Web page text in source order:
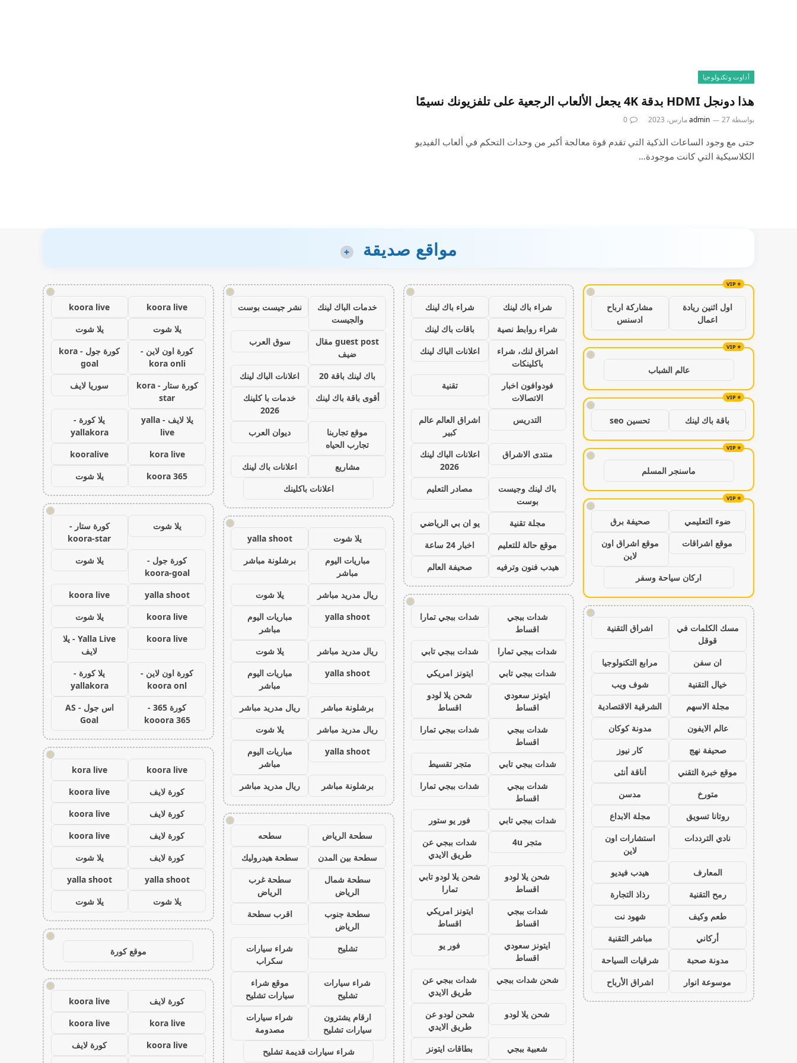
أداوت وتكنولوجيا
هذا دونجل HDMI بدقة 4K يجعل الألعاب الرجعية على تلفزيونك نسيمًا
بواسطة admin 27 مارس، 2023 0
حتى مع وجود الساعات الذكية التي تقدم قوة معالجة أكبر من وحدات التحكم في ألعاب الفيديو
الكلاسيكية التي كانت موجودة…
مواقع صديقة +
!
اول اثنين ريادة
اعمال
مشاركة ارباح
ادسنس
!
عالم الشباب
!
باقة باك لينك تحسين seo
!
ماسنجر المسلم
!
ضوء التعليمي
صحيفة برق
موقع اشراقات
موقع اشراق اون
لاين
اركان سياحة وسفر
!
مسك الكلمات في
قوقل
اشراق التقنية
ان سفن
مرابع التكنولوجيا
خيال التقنية
شوف ويب
مجلة الاسهم
الشرقية الاقتصادية
عالم الايفون
مدونة كوكان
صحيفة نهج
كار نيوز
موقع خبرة التقني
أناقة أنثى
متورخ
مدسن
روتانا تسويق
مجلة الابداع
نادي الترددات
استشارات اون
لاين
المعارف
هيدب فيديو
رمح التقنية
رذاذ التجارة
طعم وكيف
شهود نت
أركاني
مباشر التقنية
مدونة صحبة
شرقيات السياحة
موسوعة انوار
اشراق الأرباح
!
شراء باك لينك
شراء باك لينك
شراء روابط نصية
باقات باك لينك
اشراق لنك، شراء
باكلينكات
اعلانات الباك لينك
فودوافون اخبار
الاتصالات
تقنية
التدريس
اشراق العالم عالم
كبير
منتدى الاشراق
اعلانات الباك لينك
2026
باك لينك وجيست
بوست
مصادر التعليم
مجلة تقنية
يو ان بي الرياضي
موقع حالة للتعليم
اخبار 24 ساعة
هيدب فنون وترفيه
صحيفة العالم
!
شدات ببجي
اقساط
شدات ببجي تمارا
شدات ببجي تمارا
شدات ببجي تابي
شدات ببجي تابي
ايتونز امريكي
ايتونز سعودي
اقساط
شحن يلا لودو
اقساط
شدات ببجي
اقساط
شدات ببجي تمارا
شدات ببجي تابي
متجر تقسيط
شدات ببجي
اقساط
شدات ببجي تمارا
شدات ببجي تابي
فور يو ستور
متجر 4u
شدات ببجي عن
طريق الايدي
شحن يلا لودو
اقساط
شحن يلا لودو تابي
تمارا
شدات ببجي
اقساط
ايتونز امريكي
اقساط
ايتونز سعودي
اقساط
فور يو
شحن شدات ببجي
شدات ببجي عن
طريق الايدي
شحن يلا لودو
شحن لودو عن
طريق الايدي
شعبية ببجي
بطاقات ايتونز
!
خدمات الباك لينك
والجيست
نشر جيست بوست
guest post مقال
ضيف
سوق العرب
باك لينك باقة 20
اعلانات الباك لينك
أقوى باقة باك لينك
خدمات با كلينك
2026
موقع تجاربنا
تجارب الحياه
ديوان العرب
مشاريع
اعلانات باك لينك
اعلانات باكلينك
!
يلا شوت
yalla shoot
مباريات اليوم
مباشر
برشلونة مباشر
ريال مدريد مباشر
يلا شوت
yalla shoot
مباريات اليوم
مباشر
ريال مدريد مباشر
يلا شوت
yalla shoot
مباريات اليوم
مباشر
برشلونة مباشر
ريال مدريد مباشر
ريال مدريد مباشر
يلا شوت
yalla shoot
مباريات اليوم
مباشر
برشلونة مباشر
ريال مدريد مباشر
!
سطحة الرياض
سطحه
سطحة بين المدن
سطحة هيدروليك
سطحة شمال
الرياض
سطحة غرب
الرياض
سطحة جنوب
الرياض
اقرب سطحة
تشليح
شراء سيارات
سكراب
شراء سيارات
تشليح
موقع شراء
سيارات تشليح
ارقام يشترون
سيارات تشليح
شراء سيارات
مصدومة
شراء سيارات قديمة تشليح
!
koora live
koora live
يلا شوت
يلا شوت
كورة اون لاين -
kora onli
كورة جول - kora
goal
كورة ستار - kora
star
سوريا لايف
يلا لايف - yalla
live
يلا كورة -
yallakora
kora live
kooralive
koora 365
يلا شوت
!
يلا شوت
كورة ستار -
koora-star
كورة جول -
koora-goal
يلا شوت
yalla shoot
koora live
koora live
يلا شوت
koora live
Yalla Live - يلا
لايف
كورة اون لاين -
koora onl
يلا كورة -
yallakora
كورة 365 -
kooora 365
اس جول - AS
Goal
!
koora live
kora live
كورة لايف
koora live
كورة لايف
koora live
كورة لايف
koora live
كورة لايف
يلا شوت
yalla shoot
yalla shoot
يلا شوت
يلا شوت
!
موقع كورة
!
كورة لايف
koora live
kora live
koora live
koora live
كورة لايف